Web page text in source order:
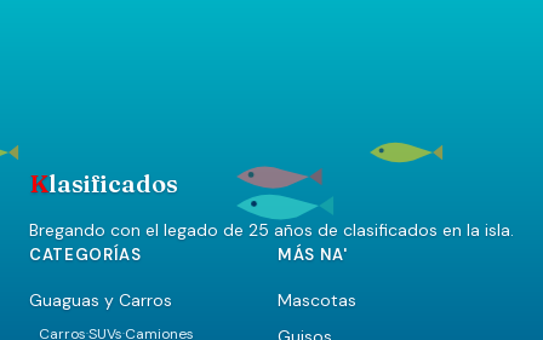
Klasificados
Bregando con el legado de 25 años de clasificados en la isla.
CATEGORÍAS
Guaguas y Carros
Carros·SUVs·Camiones
MÁS NA'
Mascotas